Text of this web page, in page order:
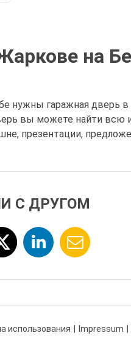
на
нужны гаражная дверь в
вы можете найти
презентации,
С ДРУГОМ
использования Impressum